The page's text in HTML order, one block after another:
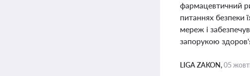
фармацевтичний
питаннях безпеки
мереж і
запорукою
LIGA ZAKON,05